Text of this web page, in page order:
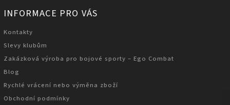
INFORMACE PRO VÁS
Kontakty
Slevy klubům
Zakázková výroba pro bojové sporty – Ego Combat
Blog
Rychlé vrácení nebo výměna zboží
Obchodní podmínky